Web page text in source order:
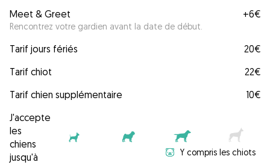
Meet & Greet
Rencontrez votre gardien avant la date de début.
+6€
Tarif jours fériés
20€
Tarif chiot
22€
Tarif chien supplémentaire
10€
J'accepte
les
chiens
jusqu'à
Y compris les chiots